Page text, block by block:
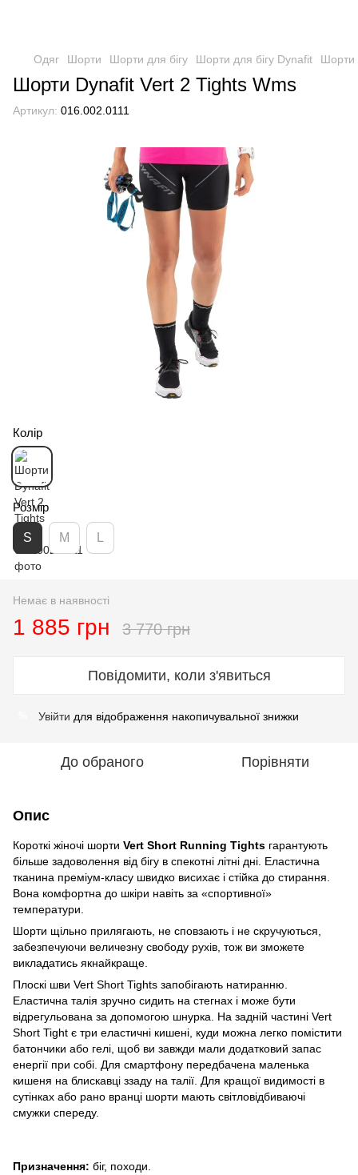
Одяг Шорти Шорти для бігу Шорти для бігу Dynafit Шорти
Шорти Dynafit Vert 2 Tights Wms
Артикул: 016.002.0111
Колір
Розмір
S M
Немає в наявності
1 885 грн 3 770 грн
Повідомити, коли з'явиться
Увійти для відображення накопичувальної знижки
До обраного Порівняти
Опис
Короткі жіночі шорти Vert Short Running Tights гарантують
більше задоволення від бігу в спекотні літні дні. Еластична
тканина преміум-класу швидко висихає і стійка до стирання.
Вона комфортна до шкіри навіть за «спортивної»
температури.
Шорти щільно прилягають, не сповзають і не скручуються,
забезпечуючи величезну свободу рухів, тож ви зможете
викладатись якнайкраще.
Плоскі шви Vert Short Tights запобігають натиранню.
Еластична талія зручно сидить на стегнах і може бути
відрегульована за допомогою шнурка. На задній частині Vert
Short Tight є три еластичні кишені, куди можна легко помістити
батончики або гелі, щоб ви завжди мали додатковий запас
енергії при собі. Для смартфону передбачена маленька
кишеня на блискавці ззаду на талії. Для кращої видимості в
сутінках або рано вранці шорти мають світловідбиваючі
смужки спереду.
Призначення: біг, походи.